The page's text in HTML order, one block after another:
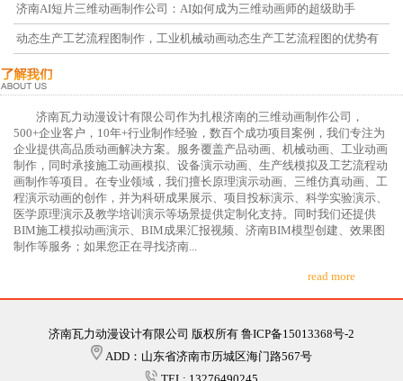
济南AI短片三维动画制作公司：AI如何成为三维动画师的超级助手
动态生产工艺流程图制作，工业机械动画动态生产工艺流程图的优势有
哪些
济南瓦力动漫设计有限公司作为扎根济南的三维动画制作公司，
500+企业客户，10年+行业制作经验，数百个成功项目案例，我们专注为
企业提供高品质动画解决方案。服务覆盖产品动画、机械动画、工业动画
制作，同时承接施工动画模拟、设备演示动画、生产线模拟及工艺流程动
画制作等项目。在专业领域，我们擅长原理演示动画、三维仿真动画、工
程演示动画的创作，并为科研成果展示、项目投标演示、科学实验演示、
医学原理演示及教学培训演示等场景提供定制化支持。同时我们还提供
BIM施工模拟动画演示、BIM成果汇报视频、济南BIM模型创建、效果图
制作等服务；如果您正在寻找济南...
read more
济南瓦力动漫设计有限公司 版权所有 鲁ICP备15013368号-2
ADD：山东省济南市历城区海门路567号